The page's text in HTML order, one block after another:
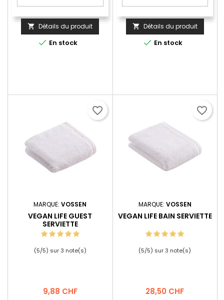
 Détails du produit
 En stock
 Détails du produit
 En stock
MARQUE:VOSSEN
VEGAN LIFE GUEST
SERVIETTE
(5/5) sur3 note(s)
Prix
9,88 CHF
favorite_border
MARQUE: VOSSEN
VEGAN LIFE BAIN SERVIETTE
(5/5) sur3 note(s)
Prix
28,50 CHF
favorite_border